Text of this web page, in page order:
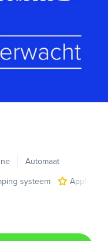
Automaat
systeem
Apple